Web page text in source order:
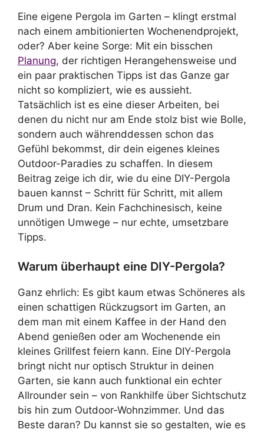
Eine eigene Pergola im Garten – klingt erstmal
nach einem ambitionierten Wochenendprojekt,
oder? Aber keine Sorge: Mit ein bisschen
Planung, der richtigen Herangehensweise und
ein paar praktischen Tipps ist das Ganze gar
nicht so kompliziert, wie es aussieht.
Tatsächlich ist es eine dieser Arbeiten, bei
denen du nicht nur am Ende stolz bist wie Bolle,
sondern auch währenddessen schon das
Gefühl bekommst, dir dein eigenes kleines
Outdoor-Paradies zu schaffen. In diesem
Beitrag zeige ich dir, wie du eine DIY-Pergola
bauen kannst – Schritt für Schritt, mit allem
Drum und Dran. Kein Fachchinesisch, keine
unnötigen Umwege – nur echte, umsetzbare
Tipps.
Warum überhaupt eine DIY-Pergola?
Ganz ehrlich: Es gibt kaum etwas Schöneres als
einen schattigen Rückzugsort im Garten, an
dem man mit einem Kaffee in der Hand den
Abend genießen oder am Wochenende ein
kleines Grillfest feiern kann. Eine DIY-Pergola
bringt nicht nur optisch Struktur in deinen
Garten, sie kann auch funktional ein echter
Allrounder sein – von Rankhilfe über Sichtschutz
bis hin zum Outdoor-Wohnzimmer. Und das
Beste daran? Du kannst sie so gestalten, wie es